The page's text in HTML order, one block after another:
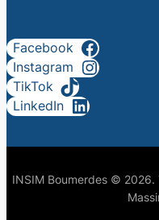
Facebook
Instagram
TikTok
LinkedIn
INSIM Boumerdes © 2026.